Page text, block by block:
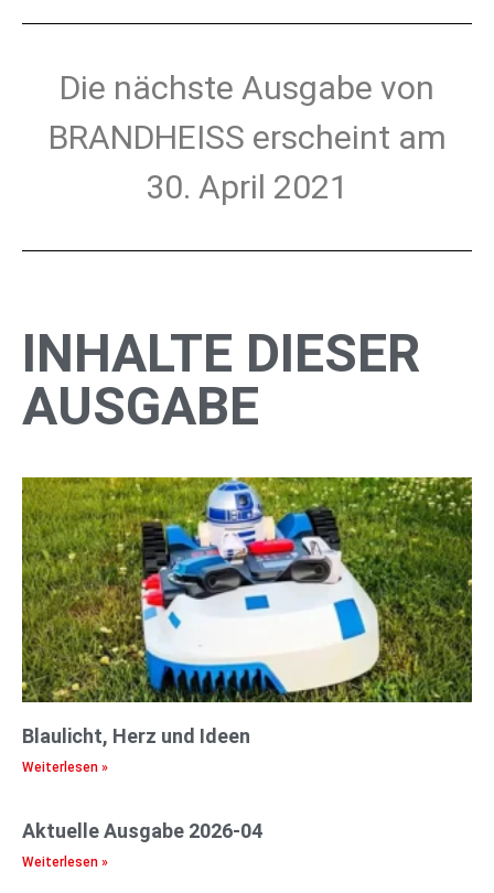
Die nächste Ausgabe von
BRANDHEISS erscheint am
30. April 2021
INHALTE DIESER
AUSGABE
Blaulicht, Herz und Ideen
Weiterlesen »
Aktuelle Ausgabe 2026-04
Weiterlesen »